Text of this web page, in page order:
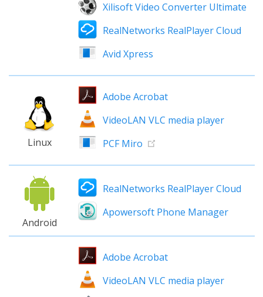
Xilisoft Video Converter Ultimate
RealNetworks RealPlayer Cloud
Avid Xpress
Linux
Adobe Acrobat
VideoLAN VLC media player
PCF Miro
Android
RealNetworks RealPlayer Cloud
Apowersoft Phone Manager
Adobe Acrobat
VideoLAN VLC media player